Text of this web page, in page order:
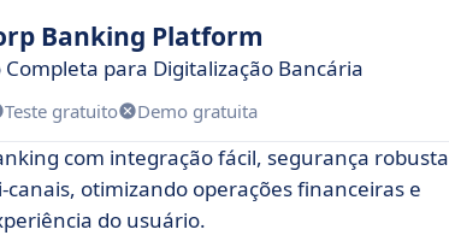
Banking Platform
Completa para Digitalização Bancária
Teste gratuito Demo gratuita
com integração fácil, segurança robusta
otimizando operações financeiras e
do usuário.